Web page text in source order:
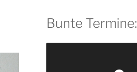
Bunte Termine: